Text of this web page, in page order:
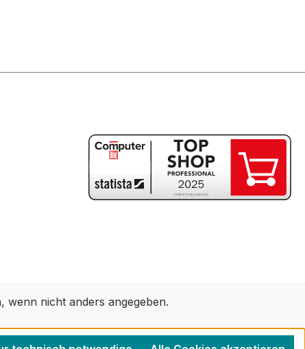
wenn nicht anders angegeben.